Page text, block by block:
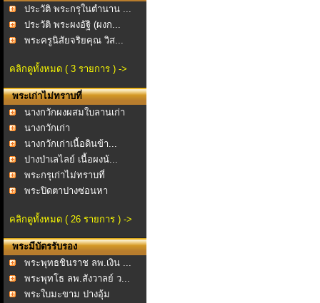
ประวัติ พระกรุในตำนาน ...
ประวัติ พระผงอัฐิ (ผงก...
พระครูนิสัยจริยคุณ วิส...
คลิกดูทั้งหมด ( 3 รายการ ) ->
พระเก่าไม่ทราบที่
นางกวักผงผสมใบลานเก่า
นางกวักเก่า
นางกวักเก่าเนื้อดินข้า...
ปางป่าเลไลย์ เนื้อผงน้...
พระกรุเก่าไม่ทราบที่
พระปิดตาปางซ่อนหา
คลิกดูทั้งหมด ( 26 รายการ ) ->
พระมีบัตรรับรอง
พระพุทธชินราช ลพ.เงิน ...
พระพุทโธ ลพ.สังวาลย์ ว...
พระใบมะขาม ปางอุ้ม